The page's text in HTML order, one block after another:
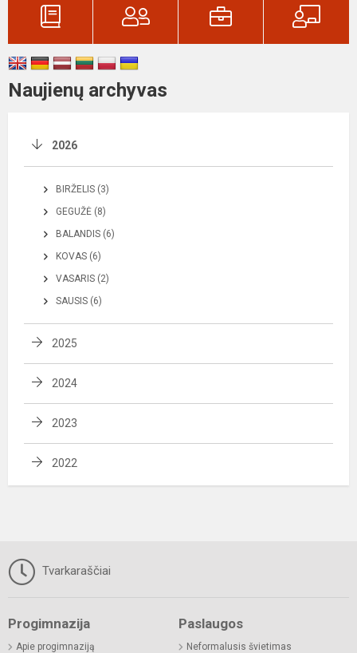
Naujienų archyvas
2026
BIRŽELIS (3)
GEGUŽĖ (8)
BALANDIS (6)
KOVAS (6)
VASARIS (2)
SAUSIS (6)
2025
2024
2023
2022
Tvarkaraščiai
Progimnazija
Apie progimnaziją
Paslaugos
Neformalusis švietimas